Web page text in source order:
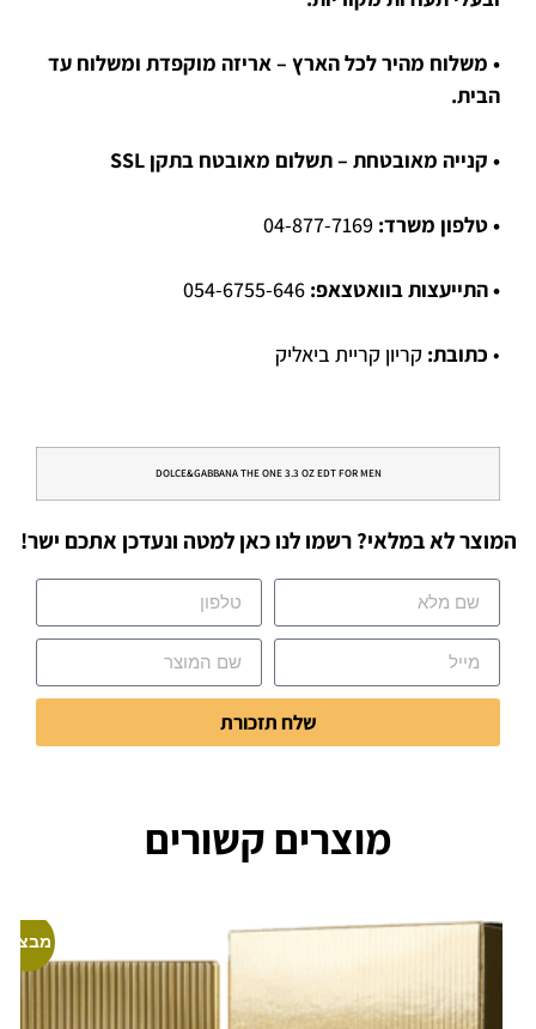
• משלוח מהיר לכל הארץ – אריזה מוקפדת ומשלוח עד
הבית.
• קנייה מאובטחת – תשלום מאובטח בתקן SSL
• טלפון משרד:
• התייעצות בוואטצאפ:
• כתובת: קריון קריית ביאליק
DOLCE&GABBANA THE ONE 3.3 OZ EDT FOR MEN
המוצר לא במלאי? רשמו לנו כאן למטה ונעדכן אתכם ישר!
שלח תזכורת
מוצרים קשורים
מבצע!